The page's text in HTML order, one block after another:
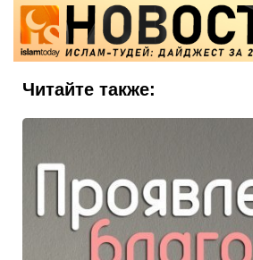
Читайте также: